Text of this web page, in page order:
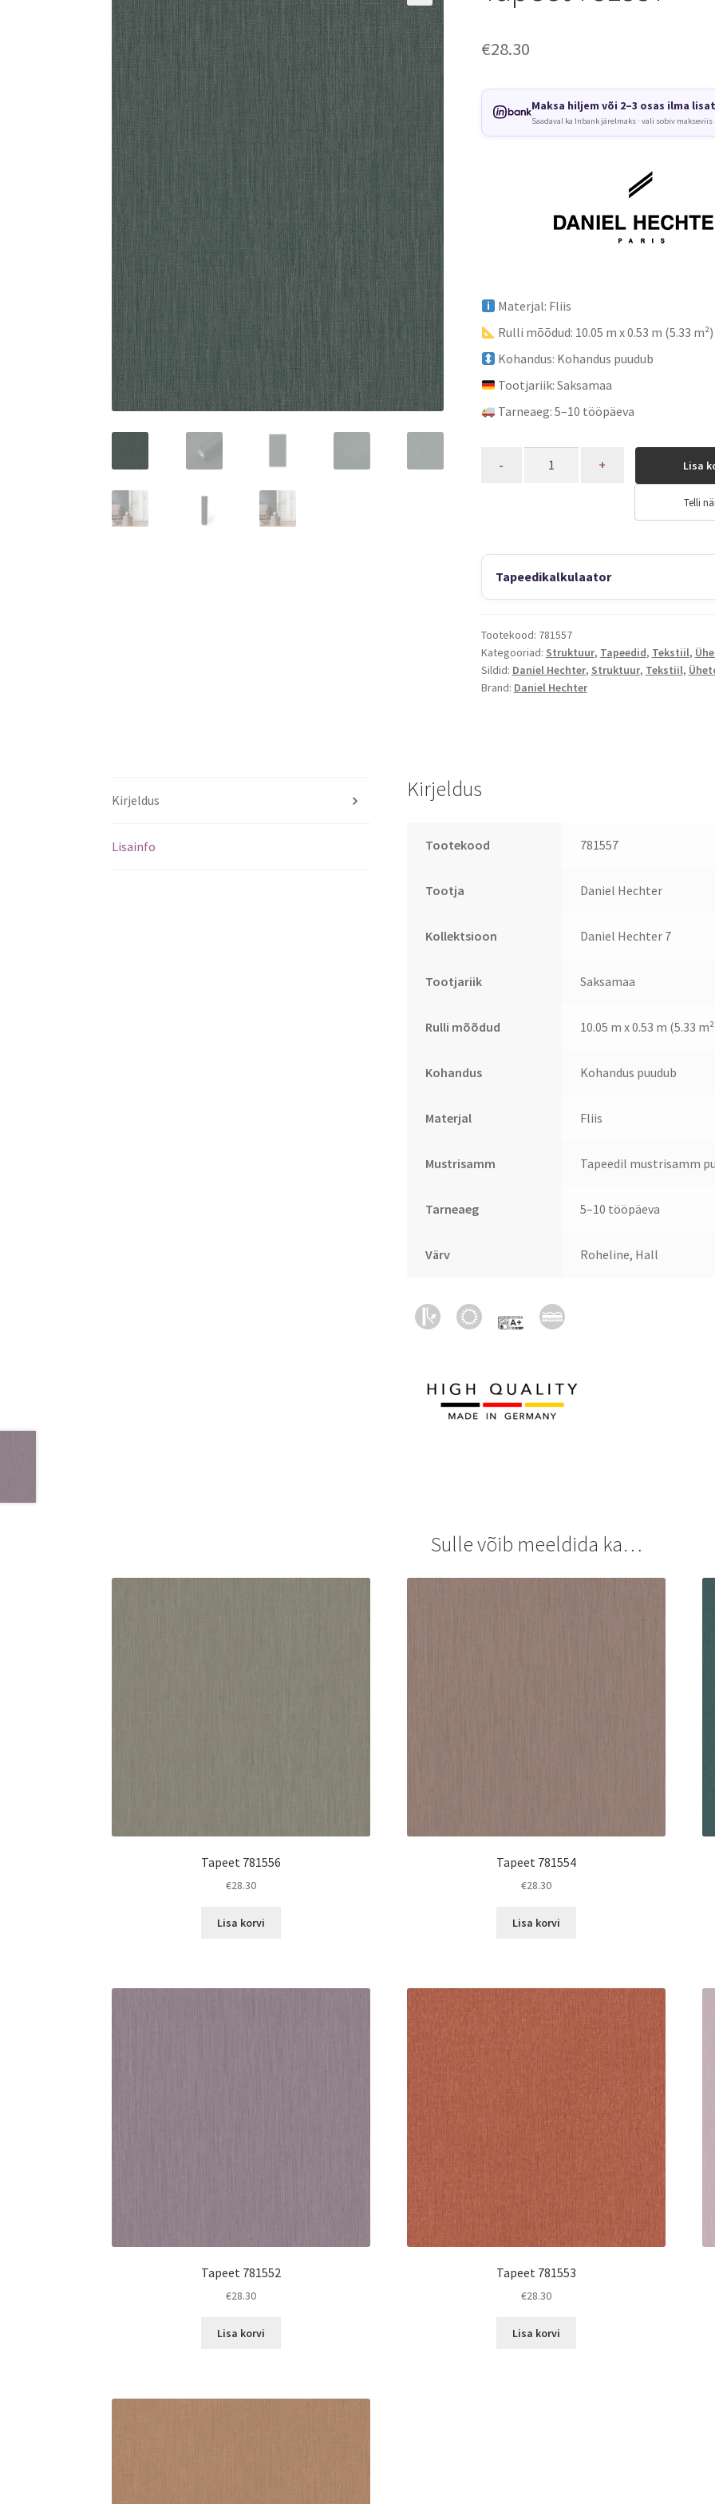
€28.30
Maksa hiljem või 2–3 osas ilma
Saadaval ka Inbank järelmaks · vali sobiv makseviis
Materjal: Fliis
Rulli mõõdud: 10.05 m x 0.53 m (5.33 m²)
Kohandus: Kohandus puudub
Tootjariik: Saksamaa
Tarneaeg: 5–10 tööpäeva
Lisa
Telli
Tapeedikalkulaator
Tootekood: 781557
Kategooriad: Struktuur, Tapeedid, Tekstiil,
Sildid: Daniel Hechter, Struktuur, Tekstiil,
Brand: Daniel Hechter
Kirjeldus
Lisainfo
Kirjeldus
Tootekood 781557
Tootja Daniel Hechter
Kollektsioon Daniel Hechter 7
Tootjariik Saksamaa
Rulli mõõdud 10.05 m x 0.53 m (5.33
Kohandus Kohandus puudub
Materjal Fliis
Mustrisamm Tapeedil mustrisamm
Tarneaeg 5–10 tööpäeva
Värv Roheline, Hall
Sulle võib meeldida ka…
Tapeet 781556
€28.30
Lisa korvi
Tapeet 781554
€28.30
Lisa korvi
Tapeet 781552
€28.30
Lisa korvi
Tapeet 781553
€28.30
Lisa korvi